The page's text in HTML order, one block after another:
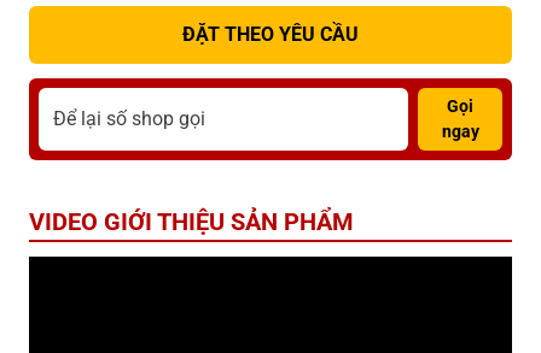
ĐẶT THEO YÊU CẦU
Gọi
ngay
VIDEO GIỚI THIỆU SẢN PHẨM